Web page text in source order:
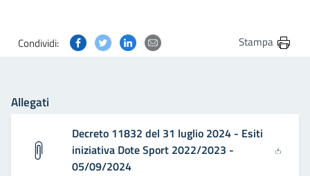
Condividi: Condividi questa pagina su Facebook
Condividi questa pagina su Twitter
Condividi questa pagina su Linkedin
Condividi questa pagina via
Stampa
Allegati
Decreto 11832 del 31 luglio 2024 - Esiti
iniziativa Dote Sport 2022/2023 -
05/09/2024